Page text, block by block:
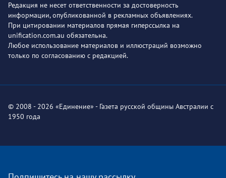
Редакция не несет ответственности за достоверность
информации, опубликованной в рекламных объявлениях.
При цитировании материалов прямая гиперссылка на
unification.com.au обязательна.
Любое использование материалов и иллюстраций возможно
только по согласованию с редакцией.
© 2008 - 2026 «Единение» - Газета русской общины Австралии с
1950 года